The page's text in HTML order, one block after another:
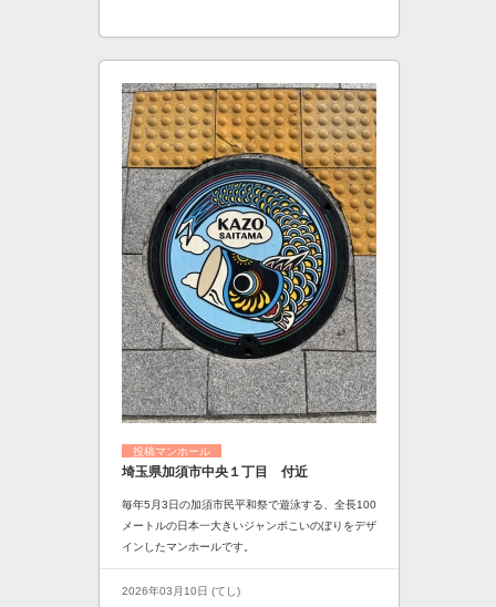
投稿マンホール
埼玉県加須市中央１丁目 付近
毎年5月3日の加須市民平和祭で遊泳する、全長100
メートルの日本一大きいジャンボこいのぼりをデザ
インしたマンホールです。
2026年03月10日 (てし)